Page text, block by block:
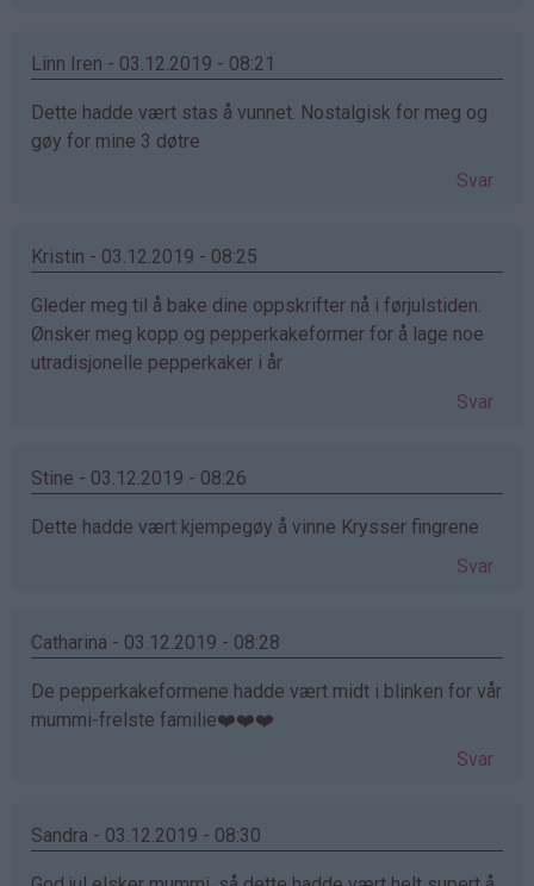
Linn Iren - 03.12.2019 - 08:21
Dette hadde vært stas å vunnet. Nostalgisk for meg og
gøy for mine 3 døtre
Svar
Kristin - 03.12.2019 - 08:25
Gleder meg til å bake dine oppskrifter nå i førjulstiden.
Ønsker meg kopp og pepperkakeformer for å lage noe
utradisjonelle pepperkaker i år
Svar
Stine - 03.12.2019 - 08:26
Dette hadde vært kjempegøy å vinne Krysser fingrene
Svar
Catharina - 03.12.2019 - 08:28
De pepperkakeformene hadde vært midt i blinken for vår
mummi-frelste familie❤️❤️❤️
Svar
Sandra - 03.12.2019 - 08:30